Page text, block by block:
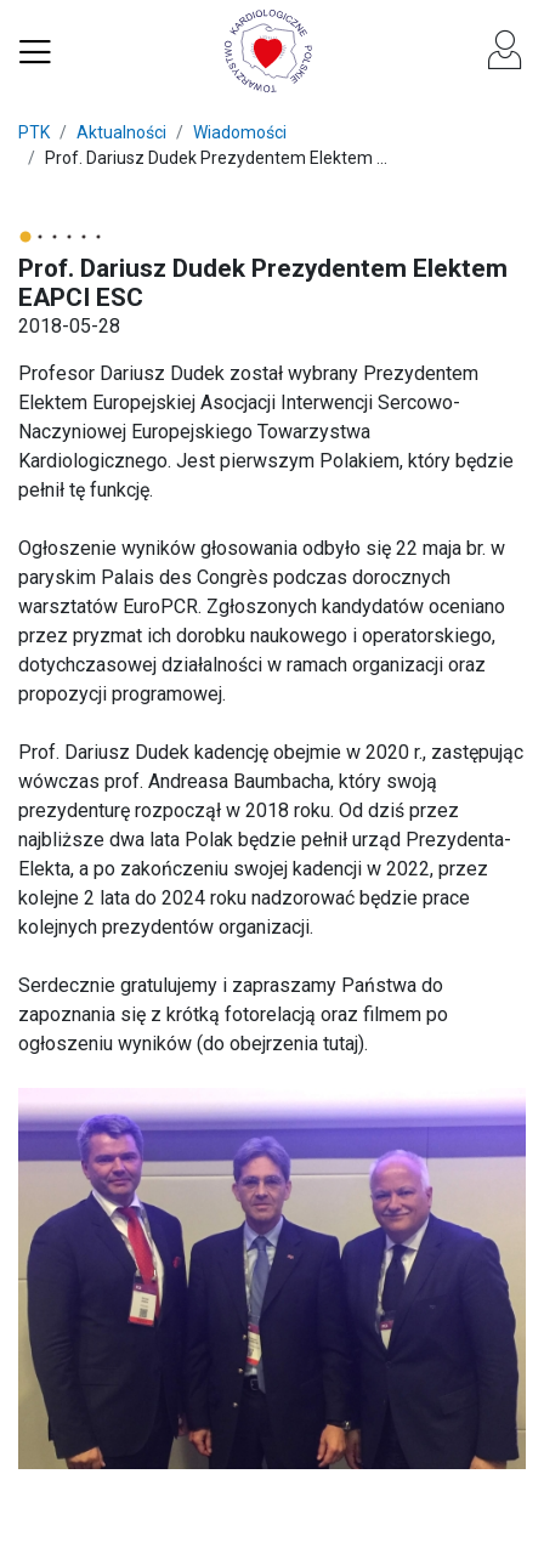
PTK Aktualności
Wiadomości
Prof. Dariusz Dudek Prezydentem Elektem ...
Prof. Dariusz Dudek Prezydentem Elektem
EAPCI ESC
2018-05-28
Profesor Dariusz Dudek został wybrany Prezydentem
Elektem Europejskiej Asocjacji Interwencji Sercowo-
Naczyniowej Europejskiego Towarzystwa
Kardiologicznego. Jest pierwszym Polakiem, który będzie
pełnił tę funkcję.
Ogłoszenie wyników głosowania odbyło się 22 maja br. w
paryskim Palais des Congrès podczas dorocznych
warsztatów EuroPCR. Zgłoszonych kandydatów oceniano
przez pryzmat ich dorobku naukowego i operatorskiego,
dotychczasowej działalności w ramach organizacji oraz
propozycji programowej.
Prof. Dariusz Dudek kadencję obejmie w 2020 r., zastępując
wówczas prof. Andreasa Baumbacha, który swoją
prezydenturę rozpoczął w 2018 roku. Od dziś przez
najbliższe dwa lata Polak będzie pełnił urząd Prezydenta-
Elekta, a po zakończeniu swojej kadencji w 2022, przez
kolejne 2 lata do 2024 roku nadzorować będzie prace
kolejnych prezydentów organizacji.
Serdecznie gratulujemy i zapraszamy Państwa do
zapoznania się z krótką fotorelacją oraz filmem po
ogłoszeniu wyników (do obejrzenia tutaj).